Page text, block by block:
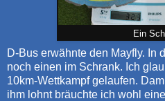
Ein
D-Bus erwähnte den Mayfly. In
noch einen im Schrank. Ich
10km-Wettkampf gelaufen.
ihm lohnt bräuchte ich wohl